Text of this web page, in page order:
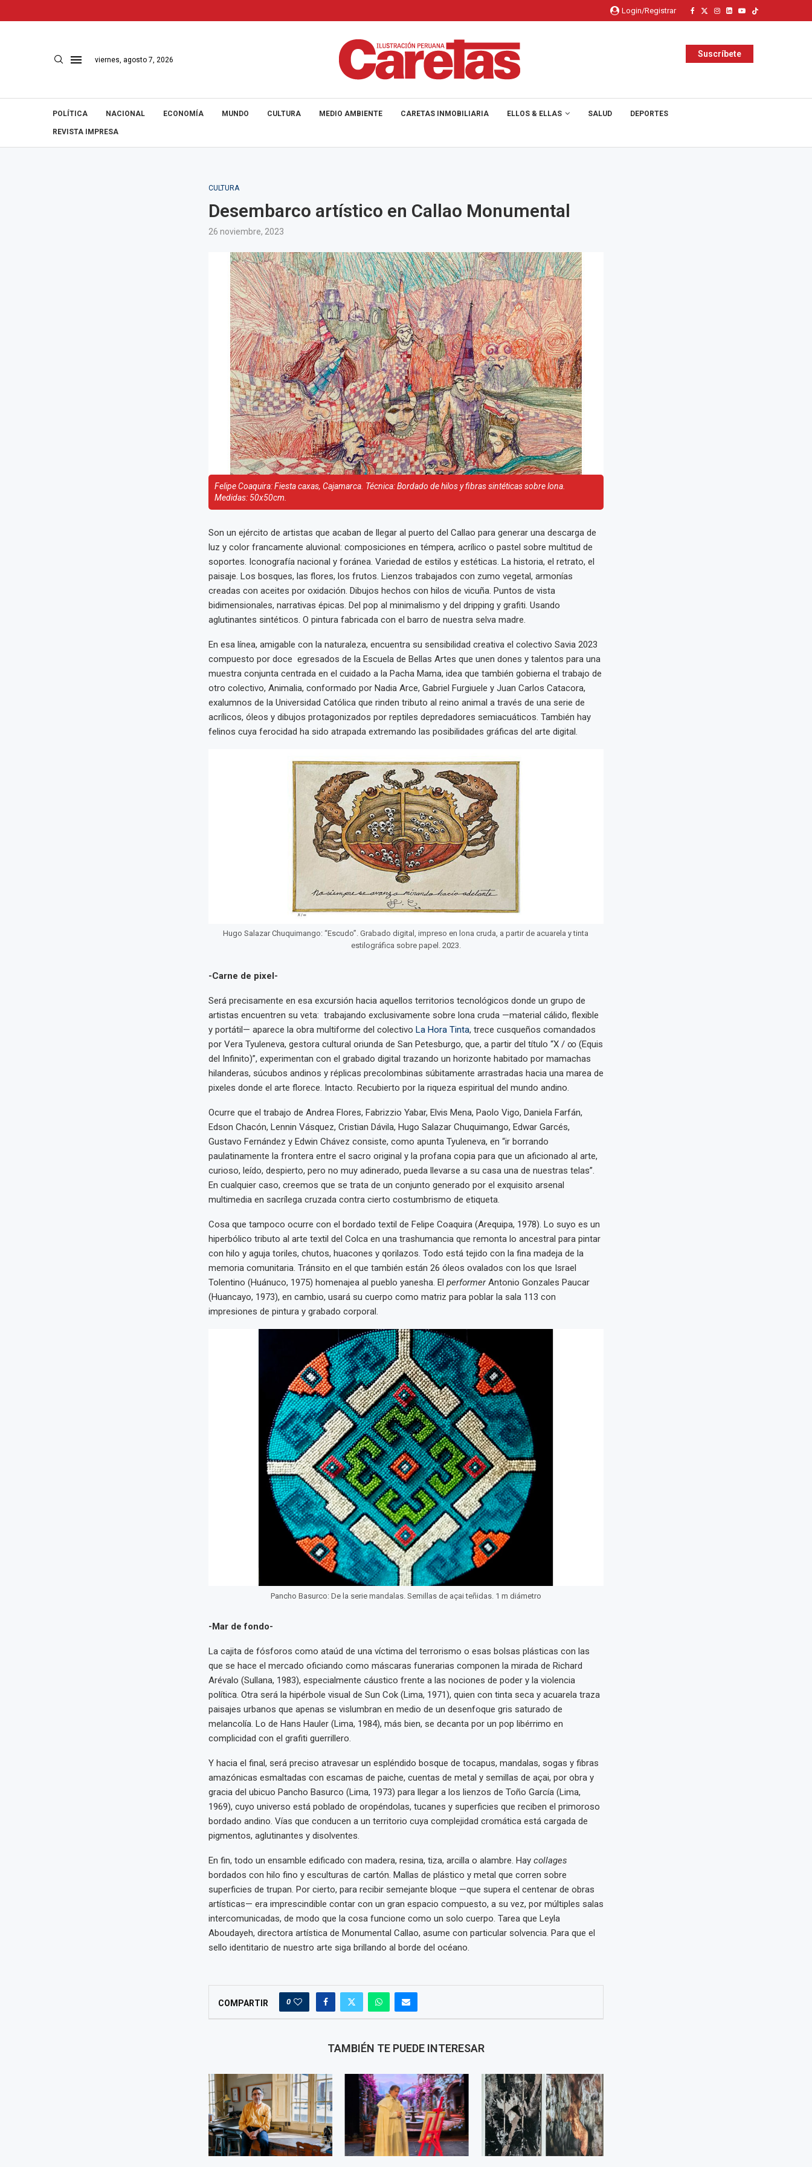
Login/Registrar
viernes, agosto 7, 2026
Suscríbete
POLÍTICA NACIONAL ECONOMÍA MUNDO CULTURA MEDIO AMBIENTE CARETAS INMOBILIARIA ELLOS & ELLAS SALUD DEPORTES
REVISTA IMPRESA
CULTURA
Desembarco artístico en Callao Monumental
26 noviembre, 2023
Felipe Coaquira: Fiesta caxas, Cajamarca. Técnica: Bordado de hilos y fibras sintéticas sobre lona.
Medidas: 50x50cm.
​Son un ejército de artistas que acaban de llegar al puerto del Callao para generar una descarga de
luz y color francamente aluvional: composiciones en témpera, acrílico o pastel sobre multitud de
soportes. Iconografía nacional y foránea. Variedad de estilos y estéticas. La historia, el retrato, el
paisaje. Los bosques, las flores, los frutos. Lienzos trabajados con zumo vegetal, armonías
creadas con aceites por oxidación. Dibujos hechos con hilos de vicuña. Puntos de vista
bidimensionales, narrativas épicas. Del pop al minimalismo y del dripping y grafiti. Usando
aglutinantes sintéticos. O pintura fabricada con el barro de nuestra selva madre.
En esa línea, amigable con la naturaleza, encuentra su sensibilidad creativa el colectivo Savia 2023
compuesto por doce egresados de la Escuela de Bellas Artes que unen dones y talentos para una
muestra conjunta centrada en el cuidado a la Pacha Mama, idea que también gobierna el trabajo de
otro colectivo, Animalia, conformado por Nadia Arce, Gabriel Furgiuele y Juan Carlos Catacora,
exalumnos de la Universidad Católica que rinden tributo al reino animal a través de una serie de
acrílicos, óleos y dibujos protagonizados por reptiles depredadores semiacuáticos. También hay
felinos cuya ferocidad ha sido atrapada extremando las posibilidades gráficas del arte digital.
Hugo Salazar Chuquimango: “Escudo”. Grabado digital, impreso en lona cruda, a partir de acuarela y tinta
estilográfica sobre papel. 2023.
-Carne de pixel-
Será precisamente en esa excursión hacia aquellos territorios tecnológicos donde un grupo de
artistas encuentren su veta: trabajando exclusivamente sobre lona cruda —material cálido, flexible
y portátil— aparece la obra multiforme del colectivo La Hora Tinta, trece cusqueños comandados
por Vera Tyuleneva, gestora cultural oriunda de San Petesburgo, que, a partir del título “X / ∞ (Equis
del Infinito)”, experimentan con el grabado digital trazando un horizonte habitado por mamachas
hilanderas, súcubos andinos y réplicas precolombinas súbitamente arrastradas hacia una marea de
pixeles donde el arte florece. Intacto. Recubierto por la riqueza espiritual del mundo andino.
Ocurre que el trabajo de Andrea Flores, Fabrizzio Yabar, Elvis Mena, Paolo Vigo, Daniela Farfán,
Edson Chacón, Lennin Vásquez, Cristian Dávila, Hugo Salazar Chuquimango, Edwar Garcés,
Gustavo Fernández y Edwin Chávez consiste, como apunta Tyuleneva, en “ir borrando
paulatinamente la frontera entre el sacro original y la profana copia para que un aficionado al arte,
curioso, leído, despierto, pero no muy adinerado, pueda llevarse a su casa una de nuestras telas”.
En cualquier caso, creemos que se trata de un conjunto generado por el exquisito arsenal
multimedia en sacrílega cruzada contra cierto costumbrismo de etiqueta.
Cosa que tampoco ocurre con el bordado textil de Felipe Coaquira (Arequipa, 1978). Lo suyo es un
hiperbólico tributo al arte textil del Colca en una trashumancia que remonta lo ancestral para pintar
con hilo y aguja toriles, chutos, huacones y qorilazos. Todo está tejido con la fina madeja de la
memoria comunitaria. Tránsito en el que también están 26 óleos ovalados con los que Israel
Tolentino (Huánuco, 1975) homenajea al pueblo yanesha. El performerAntonio Gonzales Paucar
(Huancayo, 1973), en cambio, usará su cuerpo como matriz para poblar la sala 113 con
impresiones de pintura y grabado corporal.
Pancho Basurco: De la serie mandalas. Semillas de açai teñidas. 1 m diámetro
-Mar de fondo-
La cajita de fósforos como ataúd de una víctima del terrorismo o esas bolsas plásticas con las
que se hace el mercado oficiando como máscaras funerarias componen la mirada de Richard
Arévalo (Sullana, 1983), especialmente cáustico frente a las nociones de poder y la violencia
política. Otra será la hipérbole visual de Sun Cok (Lima, 1971), quien con tinta seca y acuarela traza
paisajes urbanos que apenas se vislumbran en medio de un desenfoque gris saturado de
melancolía. Lo de Hans Hauler (Lima, 1984), más bien, se decanta por un pop libérrimo en
complicidad con el grafiti guerrillero.
Y hacia el final, será preciso atravesar un espléndido bosque de tocapus, mandalas, sogas y fibras
amazónicas esmaltadas con escamas de paiche, cuentas de metal y semillas de açai, por obra y
gracia del ubicuo Pancho Basurco (Lima, 1973) para llegar a los lienzos de Toño García (Lima,
1969), cuyo universo está poblado de oropéndolas, tucanes y superficies que reciben el primoroso
bordado andino. Vías que conducen a un territorio cuya complejidad cromática está cargada de
pigmentos, aglutinantes y disolventes.
En fin, todo un ensamble edificado con madera, resina, tiza, arcilla o alambre. Hay collages
bordados con hilo fino y esculturas de cartón. Mallas de plástico y metal que corren sobre
superficies de trupan. Por cierto, para recibir semejante bloque —que supera el centenar de obras
artísticas— era imprescindible contar con un gran espacio compuesto, a su vez, por múltiples salas
intercomunicadas, de modo que la cosa funcione como un solo cuerpo. Tarea que Leyla
Aboudayeh, directora artística de Monumental Callao, asume con particular solvencia. Para que el
sello identitario de nuestro arte siga brillando al borde del océano.
COMPARTIR 0
TAMBIÉN TE PUEDE INTERESAR